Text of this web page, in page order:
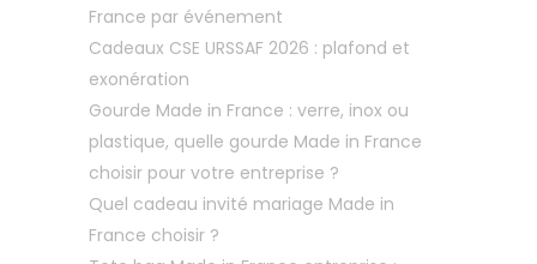
France par événement
Cadeaux CSE URSSAF 2026 : plafond et
exonération
Gourde Made in France : verre, inox ou
plastique, quelle gourde Made in France
choisir pour votre entreprise ?
Quel cadeau invité mariage Made in
France choisir ?